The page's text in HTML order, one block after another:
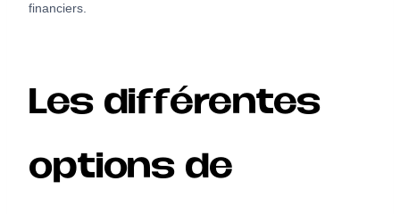
financiers.
Les différentes
options de